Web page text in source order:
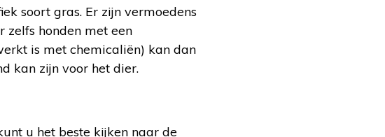
soort gras. Er zijn vermoedens
zelfs honden met een
is met chemicaliën) kan dan
kan zijn voor het dier.
u het beste kijken naar de